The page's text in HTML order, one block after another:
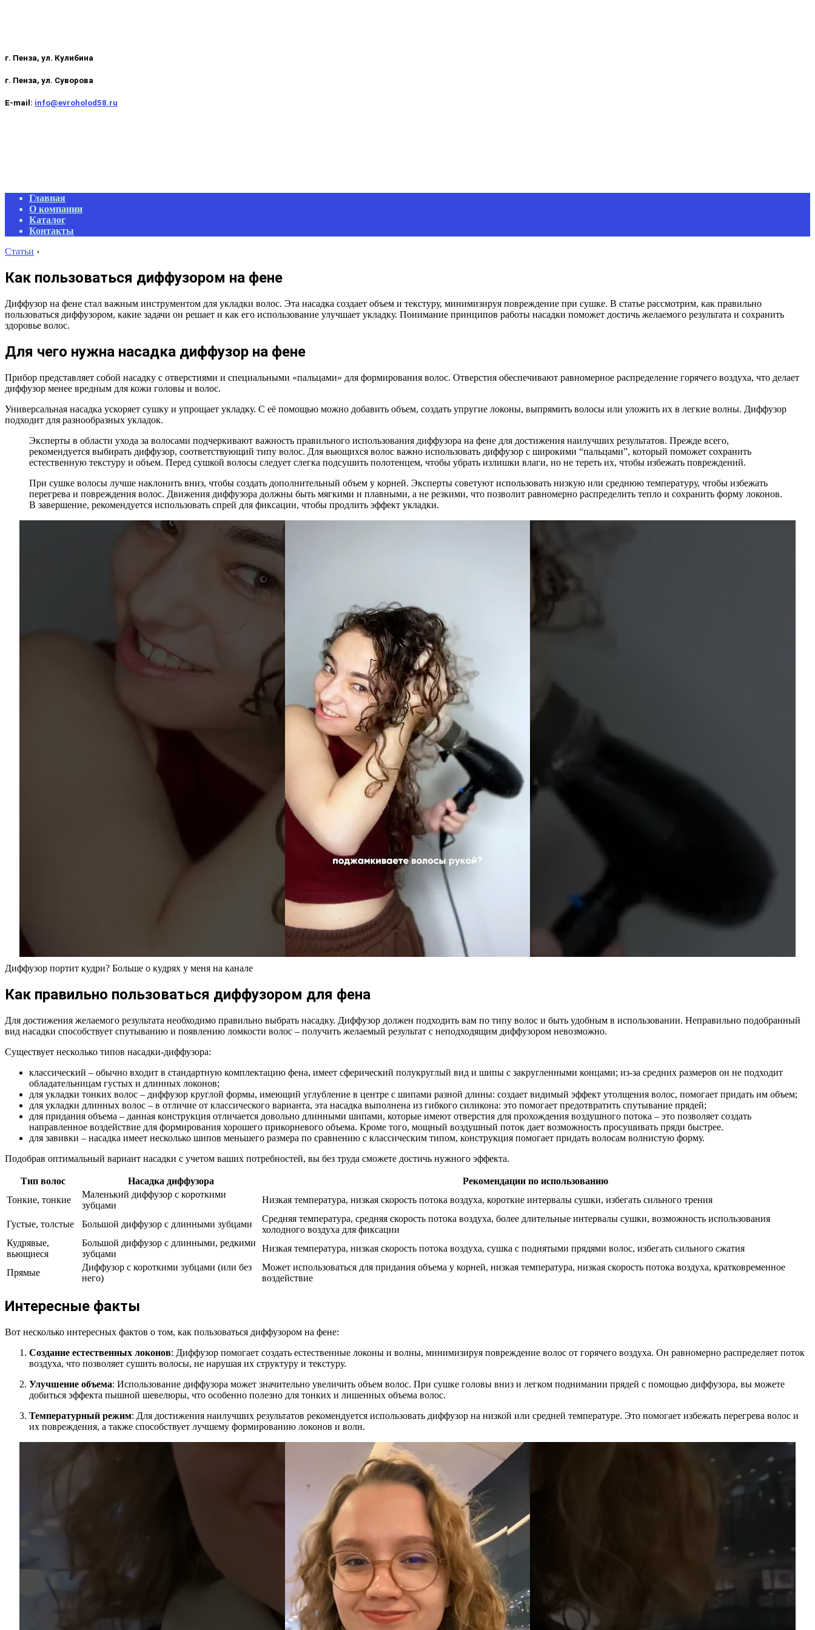
г. Пенза, ул. Кулибина
г. Пенза, ул. Суворова
E-mail: info@evroholod58.ru
Primary
Navigation
Menu
Главная
О компании
Каталог
Контакты
Статьи ›
Как пользоваться диффузором на фене
Диффузор на фене стал важным инструментом для укладки волос. Эта насадка создает объем и текстуру, минимизируя повреждение при сушке. В статье рассмотрим, как правильно
пользоваться диффузором, какие задачи он решает и как его использование улучшает укладку. Понимание принципов работы насадки поможет достичь желаемого результата и сохранить
здоровье волос.
Для чего нужна насадка диффузор на фене
Прибор представляет собой насадку с отверстиями и специальными «пальцами» для формирования волос. Отверстия обеспечивают равномерное распределение горячего воздуха, что делает
диффузор менее вредным для кожи головы и волос.
Универсальная насадка ускоряет сушку и упрощает укладку. С её помощью можно добавить объем, создать упругие локоны, выпрямить волосы или уложить их в легкие волны. Диффузор
подходит для разнообразных укладок.
Эксперты в области ухода за волосами подчеркивают важность правильного использования диффузора на фене для достижения наилучших результатов. Прежде всего,
рекомендуется выбирать диффузор, соответствующий типу волос. Для вьющихся волос важно использовать диффузор с широкими “пальцами”, который поможет сохранить
естественную текстуру и объем. Перед сушкой волосы следует слегка подсушить полотенцем, чтобы убрать излишки влаги, но не тереть их, чтобы избежать повреждений.
При сушке волосы лучше наклонить вниз, чтобы создать дополнительный объем у корней. Эксперты советуют использовать низкую или среднюю температуру, чтобы избежать
перегрева и повреждения волос. Движения диффузора должны быть мягкими и плавными, а не резкими, что позволит равномерно распределить тепло и сохранить форму локонов.
В завершение, рекомендуется использовать спрей для фиксации, чтобы продлить эффект укладки.
Диффузор портит кудри? Больше о кудрях у меня на канале
Как правильно пользоваться диффузором для фена
Для достижения желаемого результата необходимо правильно выбрать насадку. Диффузор должен подходить вам по типу волос и быть удобным в использовании. Неправильно подобранный
вид насадки способствует спутыванию и появлению ломкости волос – получить желаемый результат с неподходящим диффузором невозможно.
Существует несколько типов насадки-диффузора:
классический – обычно входит в стандартную комплектацию фена, имеет сферический полукруглый вид и шипы с закругленными концами; из-за средних размеров он не подходит
обладательницам густых и длинных локонов;
для укладки тонких волос – диффузор круглой формы, имеющий углубление в центре с шипами разной длины: создает видимый эффект утолщения волос, помогает придать им объем;
для укладки длинных волос – в отличие от классического варианта, эта насадка выполнена из гибкого силикона: это помогает предотвратить спутывание прядей;
для придания объема – данная конструкция отличается довольно длинными шипами, которые имеют отверстия для прохождения воздушного потока – это позволяет создать
направленное воздействие для формирования хорошего прикорневого объема. Кроме того, мощный воздушный поток дает возможность просушивать пряди быстрее.
для завивки – насадка имеет несколько шипов меньшего размера по сравнению с классическим типом, конструкция помогает придать волосам волнистую форму.
Подобрав оптимальный вариант насадки с учетом ваших потребностей, вы без труда сможете достичь нужного эффекта.
Тип волос Насадка диффузора
Рекомендации по использованию
Тонкие, тонкие
Маленький диффузор с короткими
зубцами
Низкая температура, низкая скорость потока воздуха, короткие интервалы сушки, избегать сильного трения
Густые, толстые Большой диффузор с длинными зубцами
Средняя температура, средняя скорость потока воздуха, более длительные интервалы сушки, возможность использования
холодного воздуха для фиксации
Кудрявые,
вьющиеся
Большой диффузор с длинными, редкими
зубцами
Низкая температура, низкая скорость потока воздуха, сушка с поднятыми прядями волос, избегать сильного сжатия
Прямые
Диффузор с короткими зубцами (или без
него)
Может использоваться для придания объема у корней, низкая температура, низкая скорость потока воздуха, кратковременное
воздействие
Интересные факты
Вот несколько интересных фактов о том, как пользоваться диффузором на фене:
Создание естественных локонов: Диффузор помогает создать естественные локоны и волны, минимизируя повреждение волос от горячего воздуха. Он равномерно распределяет поток
воздуха, что позволяет сушить волосы, не нарушая их структуру и текстуру.
Улучшение объема: Использование диффузора может значительно увеличить объем волос. При сушке головы вниз и легком поднимании прядей с помощью диффузора, вы можете
добиться эффекта пышной шевелюры, что особенно полезно для тонких и лишенных объема волос.
Температурный режим: Для достижения наилучших результатов рекомендуется использовать диффузор на низкой или средней температуре. Это помогает избежать перегрева волос и
их повреждения, а также способствует лучшему формированию локонов и волн.